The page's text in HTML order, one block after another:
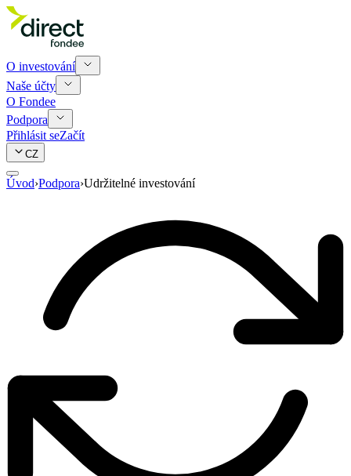
O investování
Naše účty
O Fondee
Podpora
Přihlásit seZačít
CZ
Úvod›Podpora›Udržitelné investování